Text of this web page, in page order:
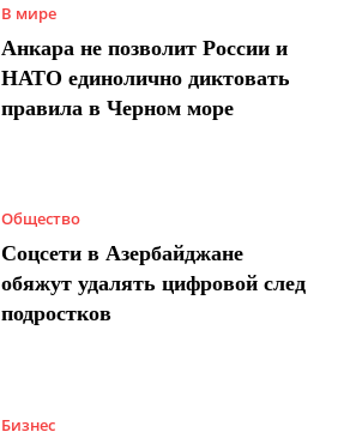
В мире
Анкара не позволит России и
НАТО единолично диктовать
правила в Черном море
Общество
Соцсети в Азербайджане
обяжут удалять цифровой след
подростков
Бизнес